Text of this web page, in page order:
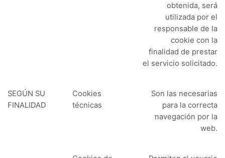
obtenida, será
utilizada por el
responsable de la
cookie con la
finalidad de prestar
el servicio solicitado.
SEGÚN SU
FINALIDAD
Cookies
técnicas
Son las necesarias
para la correcta
navegación por la
web.